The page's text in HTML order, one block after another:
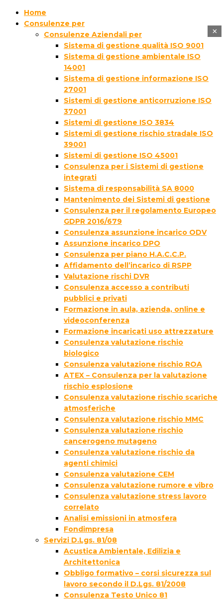
Home
Consulenze per
Consulenze Aziendali per
Sistema di gestione qualità ISO 9001
Sistema di gestione ambientale ISO
14001
Sistema di gestione informazione ISO
27001
Sistemi di gestione anticorruzione ISO
37001
Sistemi di gestione ISO 3834
Sistemi di gestione rischio stradale ISO
39001
Sistemi di gestione ISO 45001
Consulenza per i Sistemi di gestione
integrati
Sistema di responsabilità SA 8000
Mantenimento dei Sistemi di gestione
Consulenza per il regolamento Europeo
GDPR 2016/679
Consulenza assunzione incarico ODV
Assunzione incarico DPO
Consulenza per piano H.A.C.C.P.
Affidamento dell’incarico di RSPP
Valutazione rischi DVR
Consulenza accesso a contributi
pubblici e privati
Formazione in aula, azienda, online e
videoconferenza
Formazione incaricati uso attrezzature
Consulenza valutazione rischio
biologico
Consulenza valutazione rischio ROA
ATEX – Consulenza per la valutazione
rischio esplosione
Consulenza valutazione rischio scariche
atmosferiche
Consulenza valutazione rischio MMC
Consulenza valutazione rischio
cancerogeno mutageno
Consulenza valutazione rischio da
agenti chimici
Consulenza valutazione CEM
Consulenza valutazione rumore e vibro
Consulenza valutazione stress lavoro
correlato
Analisi emissioni in atmosfera
Fondimpresa
Servizi D.Lgs. 81/08
Acustica Ambientale, Edilizia e
Architettonica
Obbligo formativo – corsi sicurezza sul
lavoro secondo il D.Lgs. 81/2008
Consulenza Testo Unico 81
×